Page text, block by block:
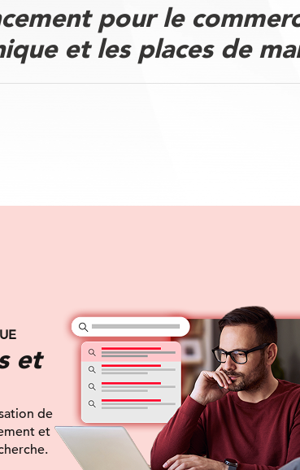
pour le
et les places de
et
de
et